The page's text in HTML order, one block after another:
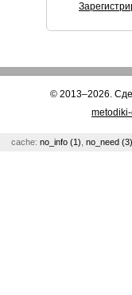
© 2013–2026.
cache: no_info (1) no_need (3)